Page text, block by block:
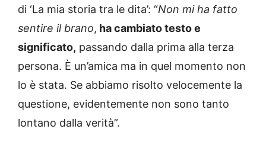
di ‘La mia storia tra le dita’: “Non mi ha fatto
sentire il brano, ha cambiato testo e
significato, passando dalla prima alla terza
persona. È un’amica ma in quel momento non
lo è stata. Se abbiamo risolto velocemente la
questione, evidentemente non sono tanto
lontano dalla verità”.